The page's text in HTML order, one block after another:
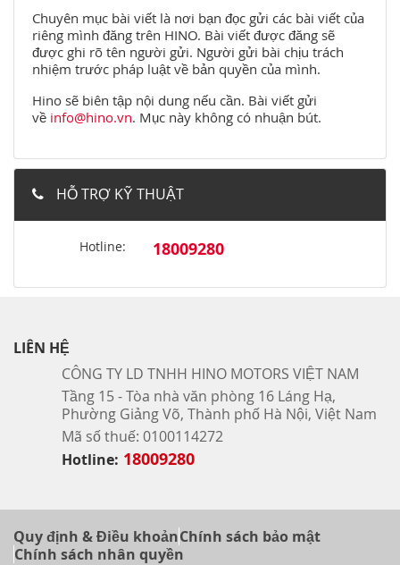
Chuyên mục bài viết là nơi bạn đọc gửi các bài viết của
riêng mình đăng trên HINO. Bài viết được đăng sẽ
được ghi rõ tên người gửi. Người gửi bài chịu trách
nhiệm trước pháp luật về bản quyền của mình.
Hino sẽ biên tập nội dung nếu cần. Bài viết gửi
về info@hino.vn. Mục này không có nhuận bút.
HỖ TRỢ KỸ THUẬT
Hotline: 18009280
LIÊN HỆ
CÔNG TY LD TNHH HINO MOTORS VIỆT NAM
Tầng 15 - Tòa nhà văn phòng 16 Láng Hạ,
Phường Giảng Võ, Thành phố Hà Nội, Việt Nam
Mã số thuế: 0100114272
Hotline: 18009280
Quy định & Điều khoảnChính sách bảo mật
Chính sách nhân quyền